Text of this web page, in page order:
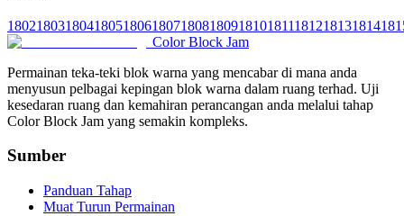
1802180318041805180618071808180918101811181218131814
Color Block Jam
Permainan teka-teki blok warna yang mencabar di mana anda
menyusun pelbagai kepingan blok warna dalam ruang terhad. Uji
kesedaran ruang dan kemahiran perancangan anda melalui tahap
Color Block Jam yang semakin kompleks.
Sumber
Panduan Tahap
Muat Turun Permainan